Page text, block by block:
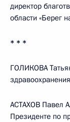
директор
области «Берег
* * *
ГОЛИКОВА
АСТАХОВ Павел
Президенте по